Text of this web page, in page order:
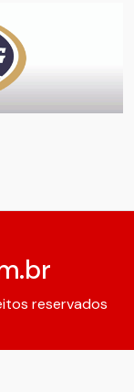
reservados